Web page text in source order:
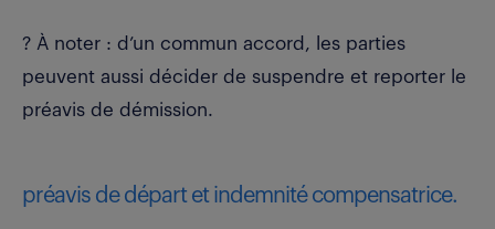
? À noter : d’un commun accord, les parties
peuvent aussi décider de suspendre et reporter le
préavis de démission.
préavis de départ et indemnité compensatrice.